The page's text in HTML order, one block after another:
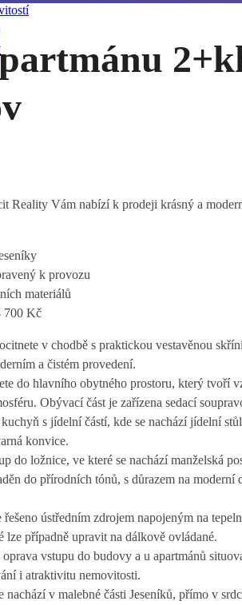
Reality Vám nabízí k prodeji krásný a
k provozu
materiálů
700 Kč
v chodbě s praktickou vestavěnou
a čistém provedení.
do hlavního obytného prostoru, který tvoří
Obývací část je zařízena sedací
s jídelní částí, kde se nachází jídelní
konvice.
do ložnice, ve které se nachází manželská
do přírodních tónů, s důrazem na
ústředním zdrojem napojeným na
lze případně upravit na dálkově ovládané.
vstupu do budovy a u apartmánů
i atraktivitu nemovitosti.
nachází v malebné části Jeseníků, přímo v